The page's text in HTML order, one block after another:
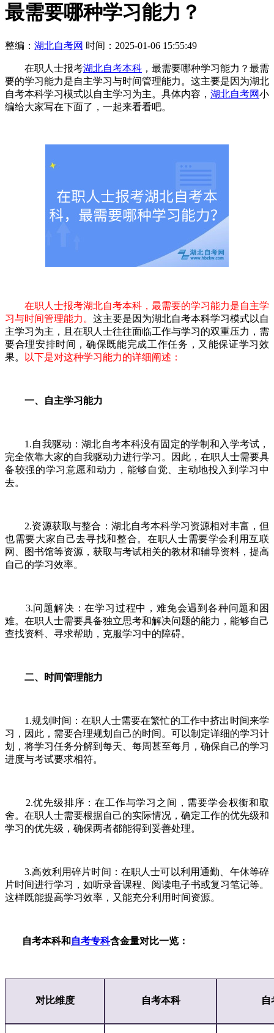
最需要哪种学习能力？
整编： 湖北自考网 时间：2025-01-06 15:55:49
在职人士报考湖北自考本科 ，最需要哪种学习能力？最需
要的学习能力是自主学习与时间管理能力。这主要是因为湖北
自考本科学习模式以自主学习为主。具体内容， 湖北自考网小
编给大家写在下面了，一起来看看吧。
在职人士报考湖北自考本科，最需要的学习能力是自主学
习与时间管理能力。 这主要是因为湖北自考本科学习模式以自
主学习为主，且在职人士往往面临工作与学习的双重压力，需
要合理安排时间，确保既能完成工作任务，又能保证学习效
果。
以下是对这种学习能力的详细阐述：
一、自主学习能力
1.自我驱动：湖北自考本科没有固定的学制和入学考试，
完全依靠大家的自我驱动力进行学习。因此，在职人士需要具
备较强的学习意愿和动力，能够自觉、主动地投入到学习中
去。
2.资源获取与整合：湖北自考本科学习资源相对丰富，但
也需要大家自己去寻找和整合。在职人士需要学会利用互联
网、图书馆等资源，获取与考试相关的教材和辅导资料，提高
自己的学习效率。
3.问题解决：在学习过程中，难免会遇到各种问题和困
难。在职人士需要具备独立思考和解决问题的能力，能够自己
查找资料、寻求帮助，克服学习中的障碍。
二、时间管理能力
1.规划时间：在职人士需要在繁忙的工作中挤出时间来学
习，因此，需要合理规划自己的时间。可以制定详细的学习计
划，将学习任务分解到每天、每周甚至每月，确保自己的学习
进度与考试要求相符。
2.优先级排序：在工作与学习之间，需要学会权衡和取
舍。在职人士需要根据自己的实际情况，确定工作的优先级和
学习的优先级，确保两者都能得到妥善处理。
3.高效利用碎片时间：在职人士可以利用通勤、午休等碎
片时间进行学习，如听录音课程、阅读电子书或复习笔记等。
这样既能提高学习效率，又能充分利用时间资源。
自考本科和 自考专科含金量对比一览：
对比维度 自考本科 自